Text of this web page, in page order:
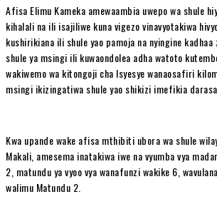
Afisa Elimu Kameka amewaambia uwepo wa shule
kihalali na ili isajiliwe kuna vigezo vinavyotakiwa
kushirikiana ili shule yao pamoja na nyingine
shule ya msingi ili kuwaondolea adha watoto
wakiwemo wa kitongoji cha Isyesye wanaosafiri
msingi ikizingatiwa shule yao shikizi imefikia
Kwa upande wake afisa mthibiti ubora wa shule
Makali, amesema inatakiwa iwe na vyumba vya
2, matundu ya vyoo vya wanafunzi wakike 6,
walimu Matundu 2.